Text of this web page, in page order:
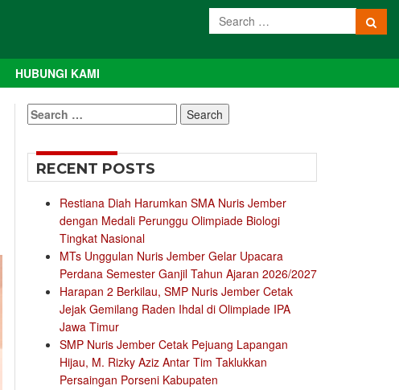
HUBUNGI KAMI
Search
for:
RECENT POSTS
Restiana Diah Harumkan SMA Nuris Jember
dengan Medali Perunggu Olimpiade Biologi
Tingkat Nasional
MTs Unggulan Nuris Jember Gelar Upacara
Perdana Semester Ganjil Tahun Ajaran 2026/2027
Harapan 2 Berkilau, SMP Nuris Jember Cetak
Jejak Gemilang Raden Ihdal di Olimpiade IPA
Jawa Timur
SMP Nuris Jember Cetak Pejuang Lapangan
Hijau, M. Rizky Aziz Antar Tim Taklukkan
Persaingan Porseni Kabupaten